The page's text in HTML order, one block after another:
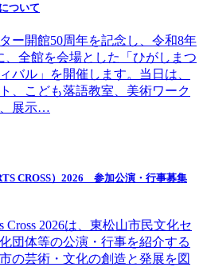
ついて
ー開館50周年を記念し、令和8年
、全館を会場とした「ひがしまつ
バル」を開催します。当日は、
、こども落語教室、美術ワーク
、展示…
CROSS）2026 参加公演・行事募集
Cross 2026は、東松山市民文化セ
団体等の公演・行事を紹介する
の芸術・文化の創造と発展を図